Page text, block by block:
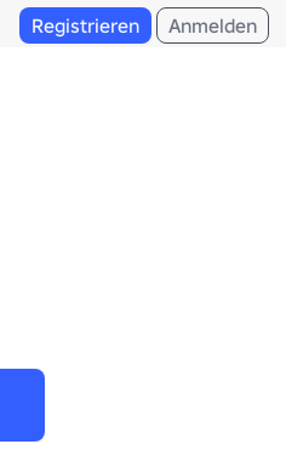
Registrieren Anmelden